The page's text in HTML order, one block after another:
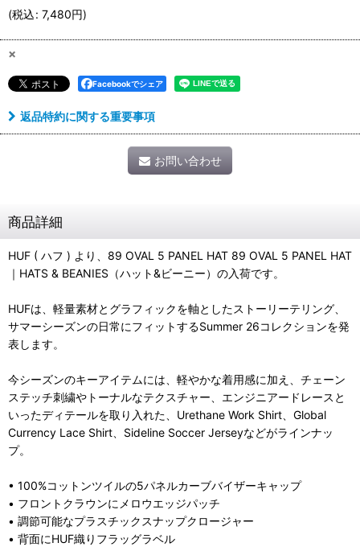
(税込: 7,480円)
×
Facebookでシェア
返品特約に関する重要事項
お問い合わせ
商品詳細
HUF ( ハフ ) より、89 OVAL 5 PANEL HAT 89 OVAL 5 PANEL HAT
｜HATS & BEANIES（ハット&ビーニー）の入荷です。
HUFは、軽量素材とグラフィックを軸としたストーリーテリング、
サマーシーズンの日常にフィットするSummer 26コレクションを発
表します。
今シーズンのキーアイテムには、軽やかな着用感に加え、チェーン
ステッチ刺繍やトーナルなテクスチャー、エンジニアードレースと
いったディテールを取り入れた、Urethane Work Shirt、Global
Currency Lace Shirt、Sideline Soccer Jerseyなどがラインナッ
プ。
• 100%コットンツイルの5パネルカーブバイザーキャップ
• フロントクラウンにメロウエッジパッチ
• 調節可能なプラスチックスナップクロージャー
• 背面にHUF織りフラッグラベル